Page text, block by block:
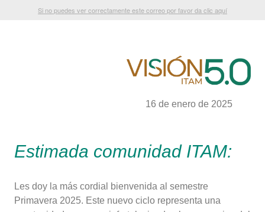
Si no puedes ver correctamente este correo por favor da clic aquí
16 de enero de 2025
Estimada comunidad ITAM:
Les doy la más cordial bienvenida al semestre
Primavera 2025. Este nuevo ciclo representa una